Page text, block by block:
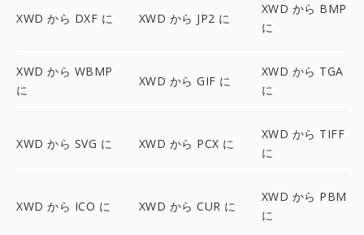
XWD から DXF に XWD から JP2 に
XWD から BMP
に
XWD から WBMP
に
XWD から GIF に
XWD から TGA
に
XWD から SVG に XWD から PCX に
XWD から TIFF
に
XWD から ICO に XWD から CUR に
XWD から PBM
に